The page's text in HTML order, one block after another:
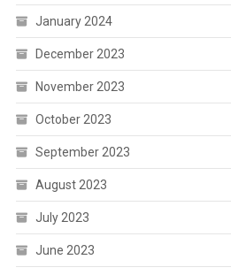
January 2024
December 2023
November 2023
October 2023
September 2023
August 2023
July 2023
June 2023